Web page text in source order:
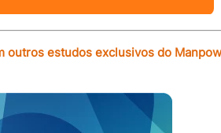
outros estudos exclusivos do